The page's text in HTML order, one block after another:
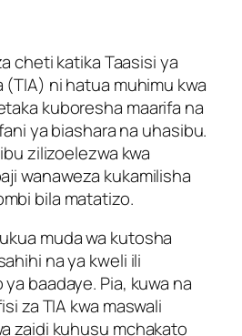
cheti katika Taasisi ya
(TIA) ni hatua muhimu kwa
kuboresha maarifa na
ya biashara na uhasibu.
zilizoelezwa kwa
wanaweza kukamilisha
bila matatizo.
muda wa kutosha
na ya kweli ili
baadaye. Pia, kuwa na
za TIA kwa maswali
zaidi kuhusu mchakato